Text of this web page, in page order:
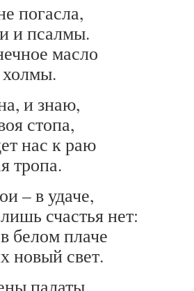
погасла,
и псалмы.
масло
и знаю,
стопа,
нас к раю
тропа.
– в удаче,
счастья нет:
белом плаче
новый свет.
палаты